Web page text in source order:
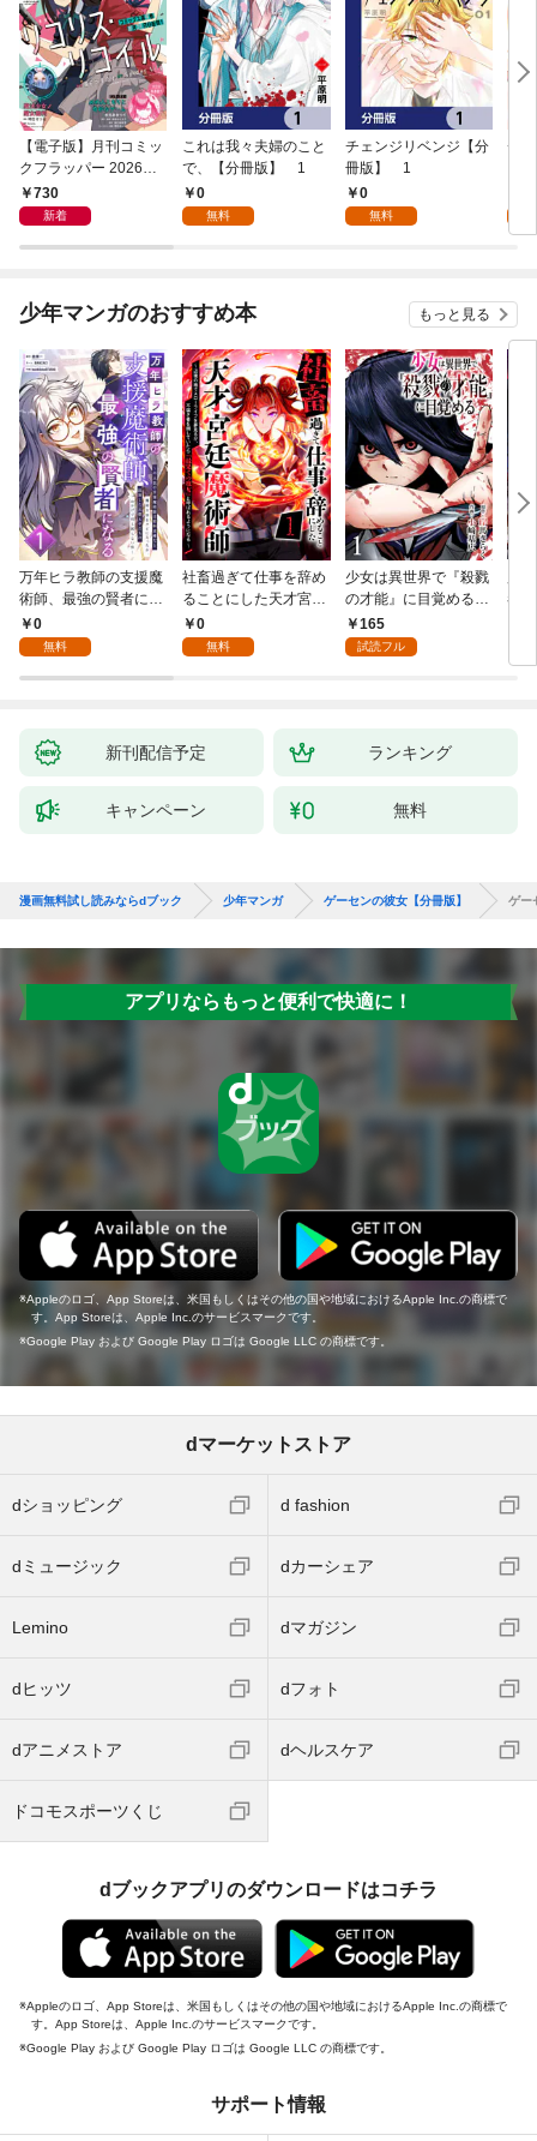
【電子版】月刊コミッ
クフラッパー 2026年9
月号730
新着
これは我々夫婦のこと
で、【分冊版】 1
0
無料
チェンジリベンジ【分
冊版】 1
0
無料
チ
少年マンガのおすすめ本 もっと見る
万年ヒラ教師の支援魔
術師、最強の賢者にな
る～不人気の支援魔術
師は給料泥棒だと魔術
が、出世した元教え子
0
無料
社畜過ぎて仕事を辞め
ることにした天才宮廷
魔術師～辺境の地でス
ローライフを夢見る
0
無料
少女は異世界で『殺戮
の才能』に目覚める
(話売り) #1
165
試読フル
者
新刊配信予定 ランキング
キャンペーン 無料
漫画無料試し読みならdブック 少年マンガ ゲーセンの彼女【分冊版】 ゲー
アプリならもっと便利で快適に！
Appleのロゴ、App Storeは、米国もしくはその他の国や地域におけるApple Inc.の商標で
す。App Storeは、Apple Inc.のサービスマークです。
Google Play および Google Play ロゴは Google LLC の商標です。
dマーケットストア
dショッピング d fashion
dミュージック dカーシェア
Lemino dマガジン
dヒッツ dフォト
dアニメストア dヘルスケア
ドコモスポーツくじ
dブックアプリのダウンロードはコチラ
Appleのロゴ、App Storeは、米国もしくはその他の国や地域におけるApple Inc.の商標で
す。App Storeは、Apple Inc.のサービスマークです。
Google Play および Google Play ロゴは Google LLC の商標です。
サポート情報